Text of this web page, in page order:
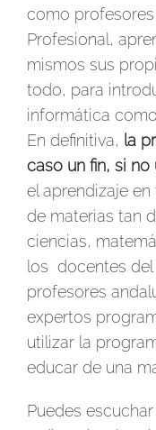
como
Profesional,
mismos sus
todo, para
informática
En definitiva, la
caso un fin, si
el aprendizaje
de materias tan
ciencias,
los docentes del
profesores
expertos
utilizar la
educar de una
Puedes